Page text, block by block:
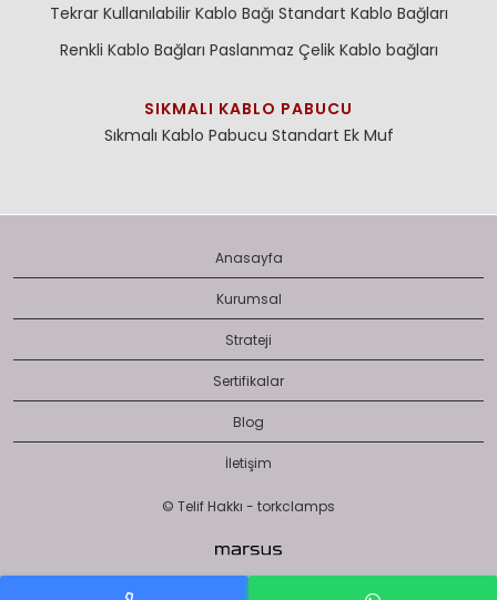
Tekrar Kullanılabilir Kablo Bağı Standart Kablo Bağları
Renkli Kablo Bağları Paslanmaz Çelik Kablo bağları
SIKMALI KABLO PABUCU
Sıkmalı Kablo Pabucu Standart Ek Muf
Anasayfa
Kurumsal
Strateji
Sertifikalar
Blog
İletişim
© Telif Hakkı - torkclamps